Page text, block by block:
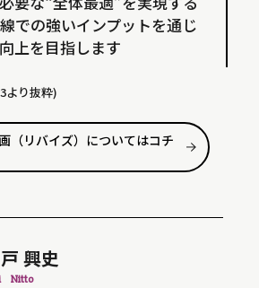
での強いインプットを通じ
上を目指します
より抜粋)
（リバイズ）についてはコチ
興史
Nitto